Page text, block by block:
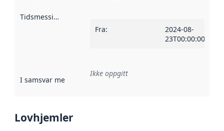
Tidsmessig avgrensning
Fra:
2024-08-
23T00:00:00Z
I samsvar med Referanse til en implementasjonsregel
Ikke oppgitt
Lovhjemler